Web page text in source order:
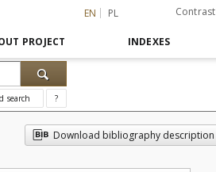
EN PL Contrast
PROJECT INDEXES
search ?
Download bibliography description